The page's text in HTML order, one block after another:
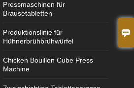

Pressmaschinen für
Brausetabletten
Produktionslinie für
Hühnerbrühbrühwürfel
Chicken Bouillon Cube Press
Machine